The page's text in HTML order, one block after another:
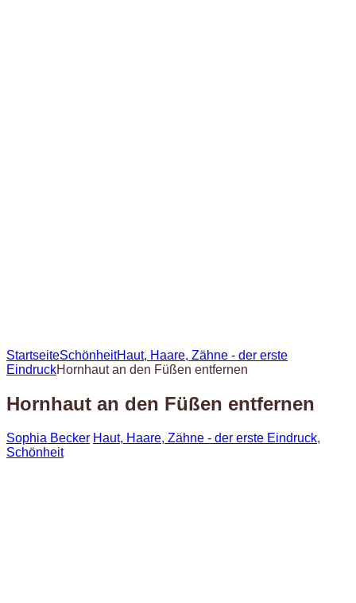
StartseiteSchönheitHaut, Haare, Zähne - der erste
EindruckHornhaut an den Füßen entfernen
Hornhaut an den Füßen entfernen
Sophia Becker Haut, Haare, Zähne - der erste Eindruck,
Schönheit